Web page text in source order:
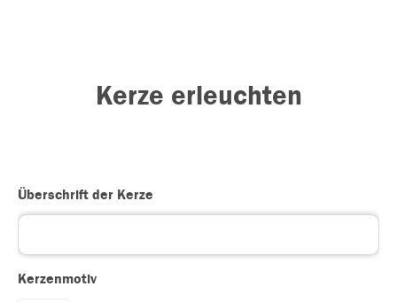
Kerze erleuchten
Überschrift der Kerze
Kerzenmotiv